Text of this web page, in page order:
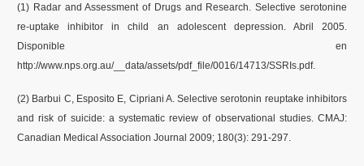
(1) Radar and Assessment of Drugs and Research. Selective serotonine
re-uptake inhibitor in child an adolescent depression. Abril 2005.
Disponible en
http://www.nps.org.au/__data/assets/pdf_file/0016/14713/SSRIs.pdf.
(2) Barbui C, Esposito E, Cipriani A. Selective serotonin reuptake inhibitors
and risk of suicide: a systematic review of observational studies. CMAJ:
Canadian Medical Association Journal 2009; 180(3): 291-297.